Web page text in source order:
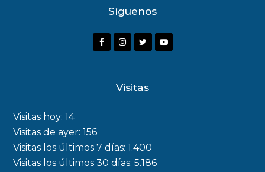
Síguenos
F
o
k
I
a
r
Y
Visitas
Visitas hoy:14
Visitas de ayer:156
Visitas los últimos 7 días:1.400
Visitas los últimos 30 días:5.186